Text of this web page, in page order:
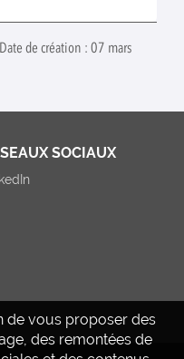
de création : 07 mars
de vous proposer des
des remontées de
SOCIAUX